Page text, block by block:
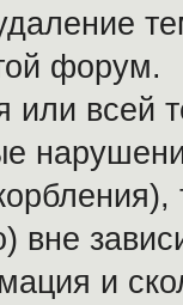
форум.
или всей
вне
и